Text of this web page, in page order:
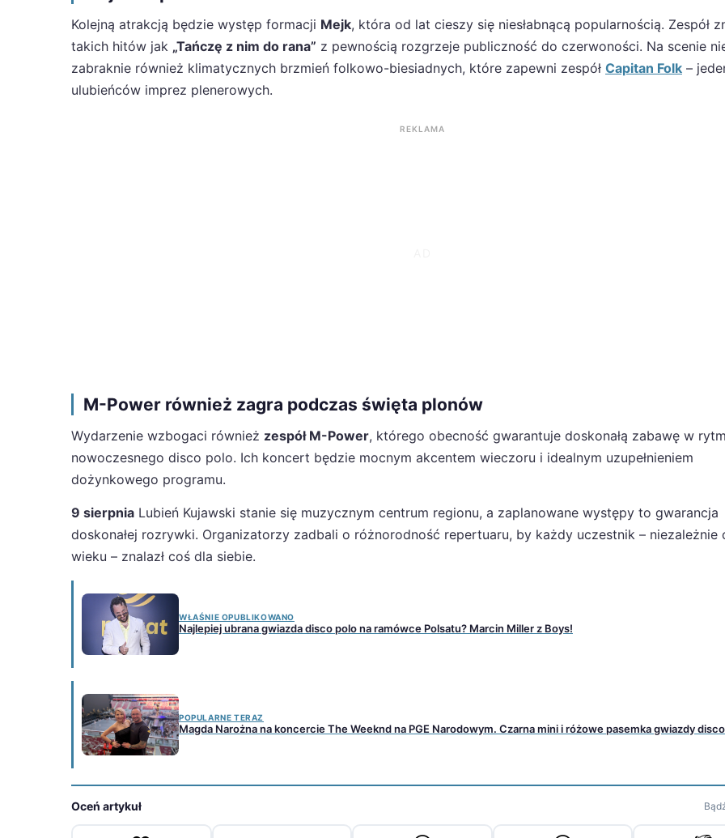
Kolejną atrakcją będzie występ formacji Mejk, która od lat cieszy się niesłabnącą popularnością. Zespół
takich hitów jak „Tańczę z nim do rana” z pewnością rozgrzeje publiczność do czerwoności. Na scenie
zabraknie również klimatycznych brzmień folkowo-biesiadnych, które zapewni zespół Capitan Folk –
ulubieńców imprez plenerowych.
REKLAMA
M-Power również zagra podczas święta plonów
Wydarzenie wzbogaci również zespół M-Power, którego obecność gwarantuje doskonałą zabawę w
nowoczesnego disco polo. Ich koncert będzie mocnym akcentem wieczoru i idealnym uzupełnieniem
dożynkowego programu.
9 sierpnia Lubień Kujawski stanie się muzycznym centrum regionu, a zaplanowane występy to gwarancja
doskonałej rozrywki. Organizatorzy zadbali o różnorodność repertuaru, by każdy uczestnik – niezależnie
wieku – znalazł coś dla siebie.
WŁAŚNIE OPUBLIKOWANO
Najlepiej ubrana gwiazda disco polo na ramówce Polsatu? Marcin Miller z Boys!
POPULARNE TERAZ
Magda Narożna na koncercie The Weeknd na PGE Narodowym. Czarna mini i różowe pasemka gwiazdy
Oceń artykuł